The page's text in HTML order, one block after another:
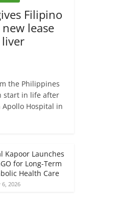
Filipino
lease
the Philippines
start in life after
Hospital in
Kapoor Launches
for Long-Term
Health Care
6, 2026